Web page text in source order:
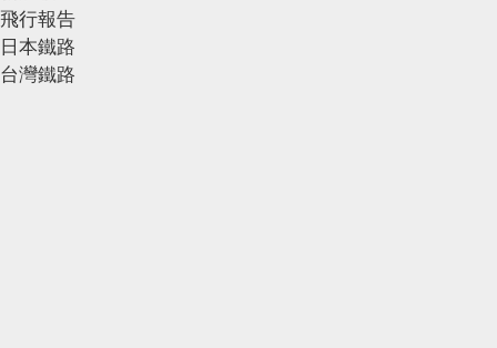
飛行報告
日本鐵路
台灣鐵路